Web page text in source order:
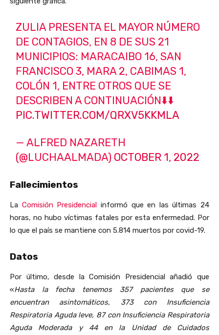
ZULIA PRESENTA EL MAYOR NÚMERO
DE CONTAGIOS, EN 8 DE SUS 21
MUNICIPIOS: MARACAIBO 16, SAN
FRANCISCO 3, MARA 2, CABIMAS 1,
COLÓN 1, ENTRE OTROS QUE SE
DESCRIBEN A CONTINUACIÓN⬇️⬇️
PIC.TWITTER.COM/QRXV5KKMLA
— ALFRED NAZARETH
(@LUCHAALMADA) OCTOBER 1, 2022
Fallecimientos
La Comisión Presidencial informó que en las últimas 24
horas, no hubo víctimas fatales por esta enfermedad. Por
lo que el país se mantiene con 5.814 muertos por covid-19.
Datos
Por último, desde la Comisión Presidencial añadió que
«Hasta la fecha tenemos 357 pacientes que se
encuentran asintomáticos, 373 con Insuficiencia
Respiratoria Aguda leve, 87 con Insuficiencia Respiratoria
Aguda Moderada y 44 en la Unidad de Cuidados